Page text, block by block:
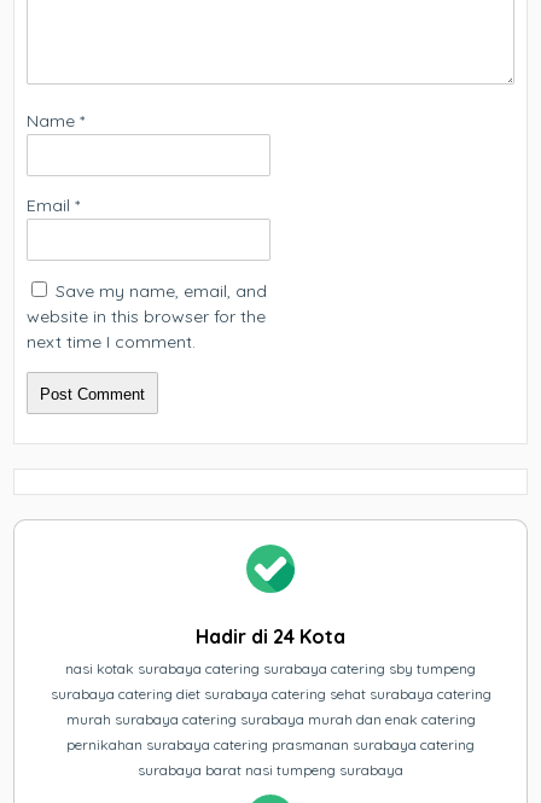
Name*
Email*
Save my name, email, and
website in this browser for the
next time I comment.
Hadir di 24 Kota
nasi kotak surabaya catering surabaya catering sby tumpeng
surabaya catering diet surabaya catering sehat surabaya catering
murah surabaya catering surabaya murah dan enak catering
pernikahan surabaya catering prasmanan surabaya catering
surabaya barat nasi tumpeng surabaya